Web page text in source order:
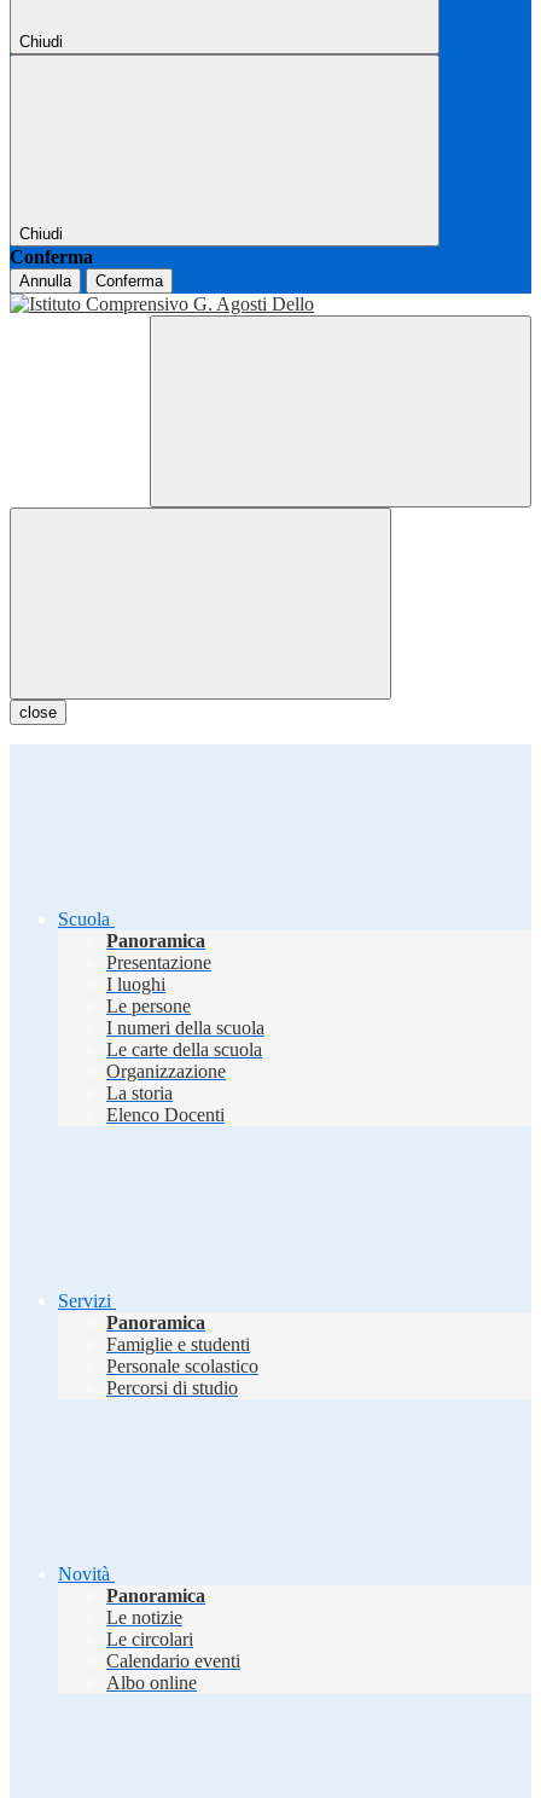
Chiudi
Chiudi
Conferma
Annulla Conferma
close
Scuola
Panoramica
Presentazione
I luoghi
Le persone
I numeri della scuola
Le carte della scuola
Organizzazione
La storia
Elenco Docenti
Servizi
Panoramica
Famiglie e studenti
Personale scolastico
Percorsi di studio
Novità
Panoramica
Le notizie
Le circolari
Calendario eventi
Albo online